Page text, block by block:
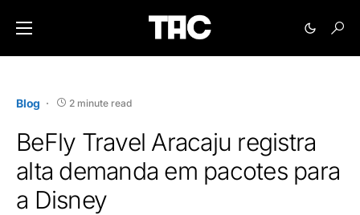
Blog 2 minute read
BeFly Travel Aracaju registra
alta demanda em pacotes para
a Disney